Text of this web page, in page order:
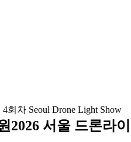
서울 드론라